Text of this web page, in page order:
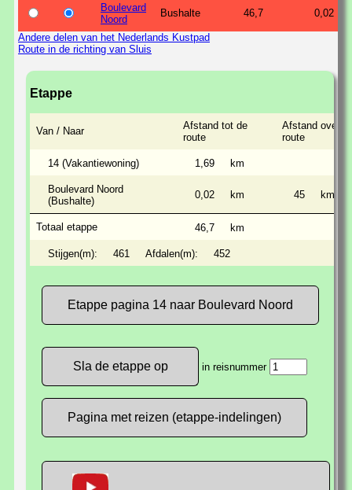
Boulevard
Noord
Bushalte 46,7 0,02
Andere delen van het Nederlands Kustpad
Route in de richting van Sluis
Etappe
Van / Naar
Afstand tot de
route
Afstand over
route
14 (Vakantiewoning) 1,69 km
Boulevard Noord
(Bushalte)
0,02 km 45 km
Totaal etappe 46,7 km
Stijgen(m): 461 Afdalen(m): 452
Etappe pagina 14 naar Boulevard Noord
in reisnummer
Pagina met reizen (etappe-indelingen)